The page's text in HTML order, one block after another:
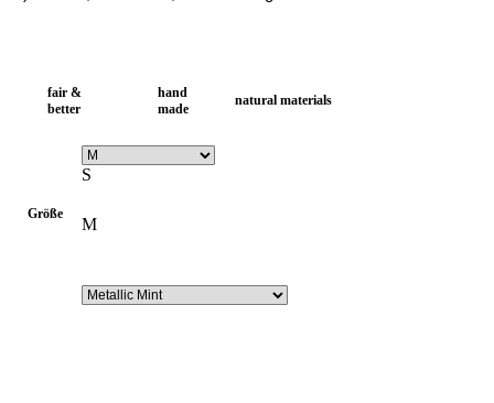
fair &
better
hand
made
natural materials
Größe
S
M